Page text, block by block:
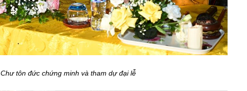
Chư tôn đức chứng minh và tham dự đại lễ